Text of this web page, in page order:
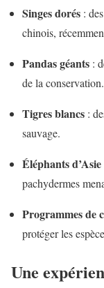
Singes dorés :
chinois,
Pandas géants :
de la conservation.
Tigres blancs :
sauvage.
Éléphants d’Asie
pachydermes
Programmes de
protéger les
Une